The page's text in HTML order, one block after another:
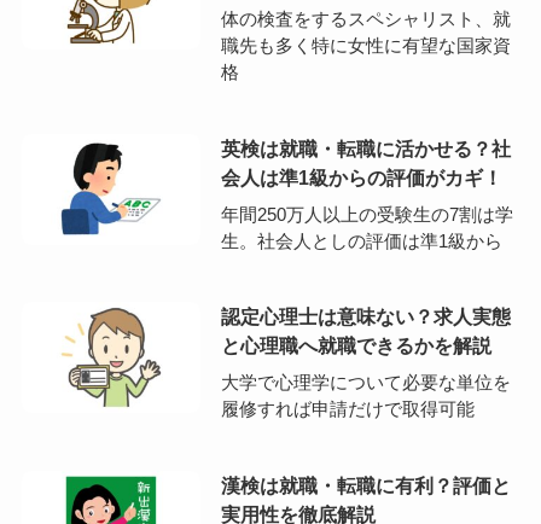
体の検査をするスペシャリスト、就
職先も多く特に女性に有望な国家資
格
英検は就職・転職に活かせる？社
会人は準1級からの評価がカギ！
年間250万人以上の受験生の7割は学
生。社会人としの評価は準1級から
認定心理士は意味ない？求人実態
と心理職へ就職できるかを解説
大学で心理学について必要な単位を
履修すれば申請だけで取得可能
漢検は就職・転職に有利？評価と
実用性を徹底解説